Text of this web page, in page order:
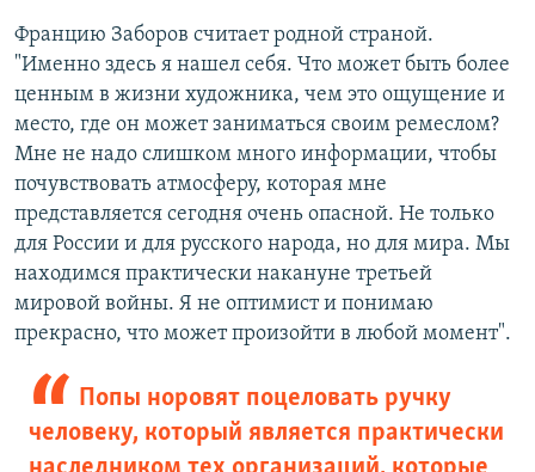
Францию Заборов считает родной страной.
"Именно здесь я нашел себя. Что может быть более
ценным в жизни художника, чем это ощущение и
место, где он может заниматься своим ремеслом?
Мне не надо слишком много информации, чтобы
почувствовать атмосферу, которая мне
представляется сегодня очень опасной. Не только
для России и для русского народа, но для мира. Мы
находимся практически накануне третьей
мировой войны. Я не оптимист и понимаю
прекрасно, что может произойти в любой момент".
Попы норовят поцеловать ручку
человеку, который является практически